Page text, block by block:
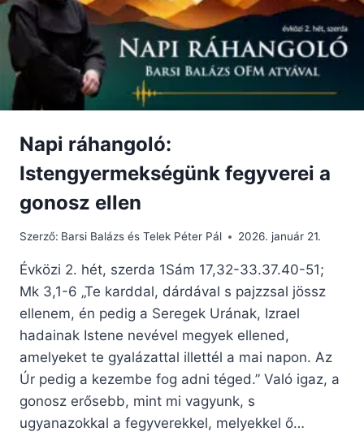
Napi ráhangoló:
Istengyermekségünk fegyverei a
gonosz ellen
Szerző: Barsi Balázs és Telek Péter Pál 2026. január 21.
Évközi 2. hét, szerda 1Sám 17,32-33.37.40-51;
Mk 3,1-6 „Te karddal, dárdával s pajzzsal jössz
ellenem, én pedig a Seregek Urának, Izrael
hadainak Istene nevével megyek ellened,
amelyeket te gyalázattal illettél a mai napon. Az
Úr pedig a kezembe fog adni téged.” Való igaz, a
gonosz erősebb, mint mi vagyunk, s
ugyanazokkal a fegyverekkel, melyekkel ő…